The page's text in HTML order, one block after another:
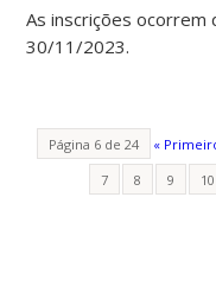
As inscrições
30/11/2023.
Página 6 de 24 «
7
8 9 10